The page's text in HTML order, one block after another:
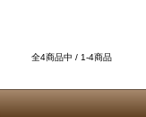
全4商品中 / 1-4商品